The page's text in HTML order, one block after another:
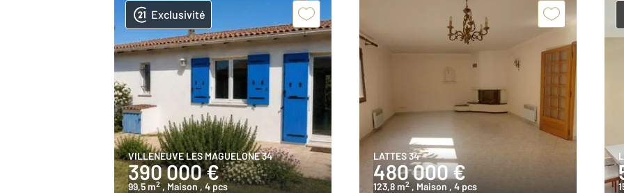
Exclusivité
VILLENEUVE LES MAGUELONE 34
390 000 €
99,5 m2 , Maison , 4 pcs
LATTES 34
480 000 €
123,8 m2 , Maison , 4 pcs